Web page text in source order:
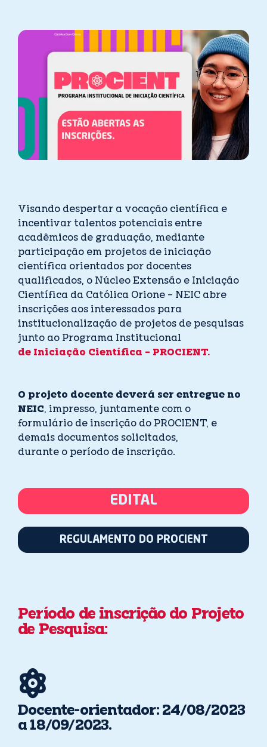
Visando despertar a vocação científica e
incentivar talentos potenciais entre
acadêmicos de graduação, mediante
participação em projetos de iniciação
científica orientados por docentes
qualificados, o Núcleo Extensão e Iniciação
Científica da Católica Orione – NEIC abre
inscrições aos interessados para
institucionalização de projetos de pesquisas
junto ao Programa Institucional
de Iniciação Científica – PROCIENT.
O projeto docente deverá ser entregue no
NEIC, impresso, juntamente com o
formulário de inscrição do PROCIENT, e
demais documentos solicitados,
durante o período de inscrição.
EDITAL
REGULAMENTO DO PROCIENT
Período de inscrição do Projeto
de Pesquisa:
Docente-orientador: 24/08/2023
a 18/09/2023.